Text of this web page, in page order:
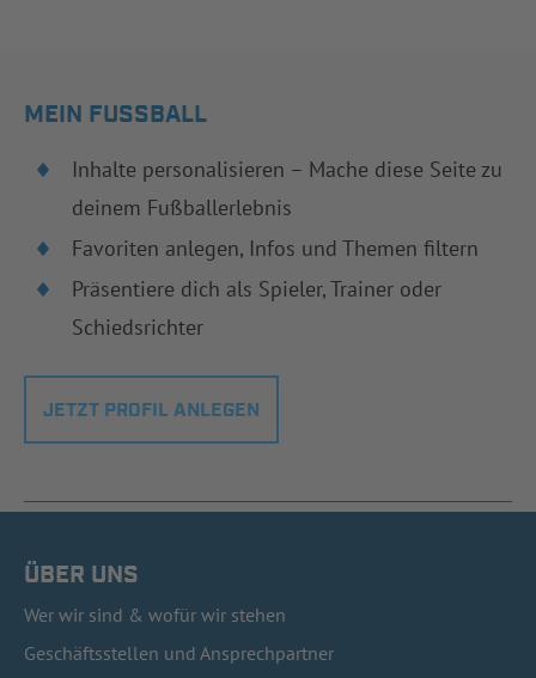
MEIN FUSSBALL
Inhalte personalisieren – Mache diese Seite zu
deinem Fußballerlebnis
Favoriten anlegen, Infos und Themen filtern
Präsentiere dich als Spieler, Trainer oder
Schiedsrichter
JETZT PROFIL ANLEGEN
ÜBER UNS
Wer wir sind & wofür wir stehen
Geschäftsstellen und Ansprechpartner